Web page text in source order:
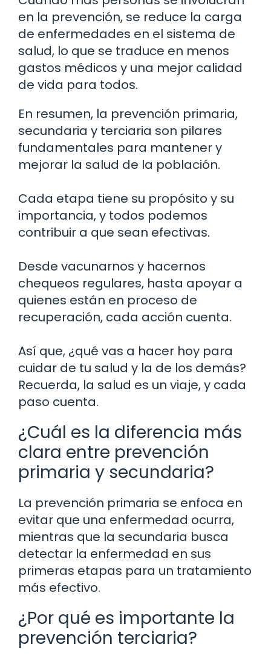
en la prevención, se reduce la carga
de enfermedades en el sistema de
salud, lo que se traduce en menos
gastos médicos y una mejor calidad
de vida para todos.
En resumen, la prevención primaria,
secundaria y terciaria son pilares
fundamentales para mantener y
mejorar la salud de la población.
Cada etapa tiene su propósito y su
importancia, y todos podemos
contribuir a que sean efectivas.
Desde vacunarnos y hacernos
chequeos regulares, hasta apoyar a
quienes están en proceso de
recuperación, cada acción cuenta.
Así que, ¿qué vas a hacer hoy para
cuidar de tu salud y la de los demás?
Recuerda, la salud es un viaje, y cada
paso cuenta.
¿Cuál es la diferencia más
clara entre prevención
primaria y secundaria?
La prevención primaria se enfoca en
evitar que una enfermedad ocurra,
mientras que la secundaria busca
detectar la enfermedad en sus
primeras etapas para un tratamiento
más efectivo.
¿Por qué es importante la
prevención terciaria?